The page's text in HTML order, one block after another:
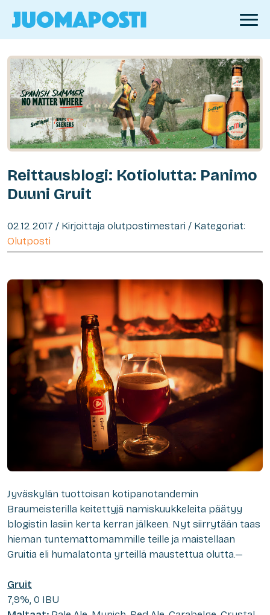
Reittausblogi: Kotiolutta: Panimo
Duuni Gruit
02.12.2017 / Kirjoittaja olutpostimestari / Kategoriat:
Olutposti
Jyväskylän tuottoisan kotipanotandemin
Braumeisterilla keitettyjä namiskuukkeleita päätyy
blogistin lasiin kerta kerran jälkeen. Nyt siirrytään taas
hieman tuntemattomammille teille ja maistellaan
Gruitia eli humalatonta yrteillä maustettua olutta.—
Gruit
7,9%, 0 IBU